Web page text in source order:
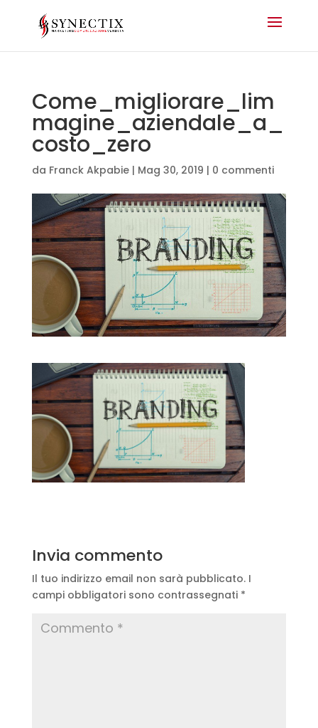
Come_migliorare_lim
magine_aziendale_a_
costo_zero
da Franck Akpabie| Mag 30, 2019 | 0 commenti
Invia commento
Il tuo indirizzo email non sarà pubblicato. I
campi obbligatori sono contrassegnati *